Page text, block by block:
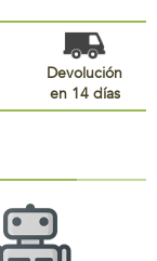
Devolución
en 14 días